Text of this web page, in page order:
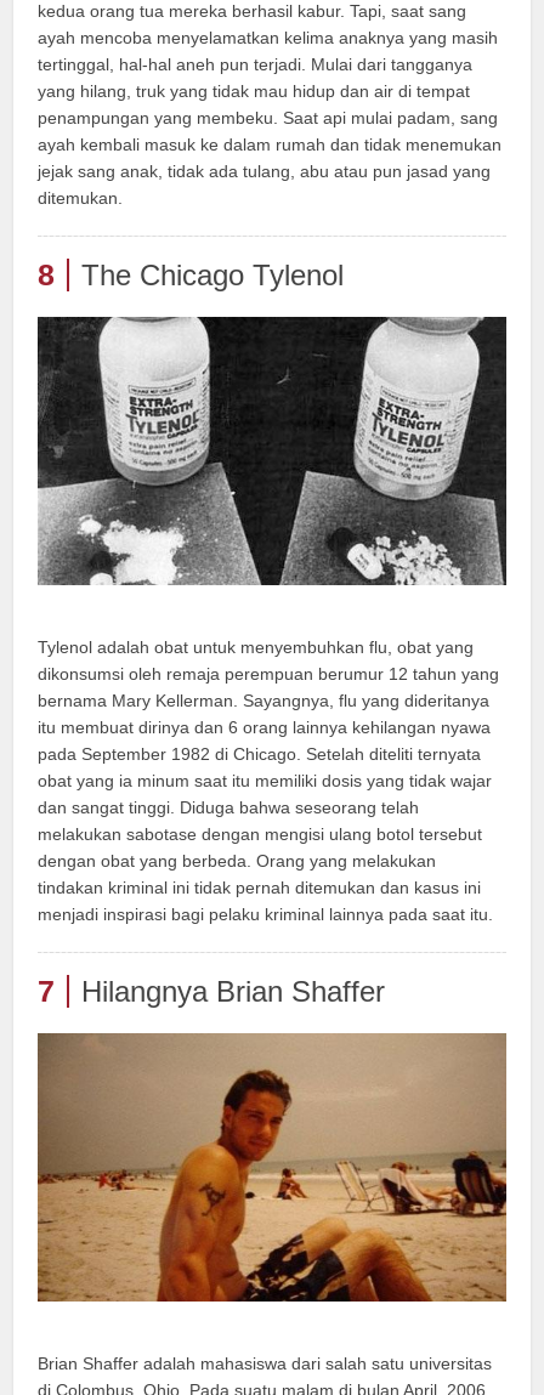
kedua orang tua mereka berhasil kabur. Tapi, saat sang
ayah mencoba menyelamatkan kelima anaknya yang masih
tertinggal, hal-hal aneh pun terjadi. Mulai dari tangganya
yang hilang, truk yang tidak mau hidup dan air di tempat
penampungan yang membeku. Saat api mulai padam, sang
ayah kembali masuk ke dalam rumah dan tidak menemukan
jejak sang anak, tidak ada tulang, abu atau pun jasad yang
ditemukan.
8 The Chicago Tylenol
Tylenol adalah obat untuk menyembuhkan flu, obat yang
dikonsumsi oleh remaja perempuan berumur 12 tahun yang
bernama Mary Kellerman. Sayangnya, flu yang dideritanya
itu membuat dirinya dan 6 orang lainnya kehilangan nyawa
pada September 1982 di Chicago. Setelah diteliti ternyata
obat yang ia minum saat itu memiliki dosis yang tidak wajar
dan sangat tinggi. Diduga bahwa seseorang telah
melakukan sabotase dengan mengisi ulang botol tersebut
dengan obat yang berbeda. Orang yang melakukan
tindakan kriminal ini tidak pernah ditemukan dan kasus ini
menjadi inspirasi bagi pelaku kriminal lainnya pada saat itu.
7 Hilangnya Brian Shaffer
Brian Shaffer adalah mahasiswa dari salah satu universitas
di Colombus, Ohio. Pada suatu malam di bulan April, 2006,